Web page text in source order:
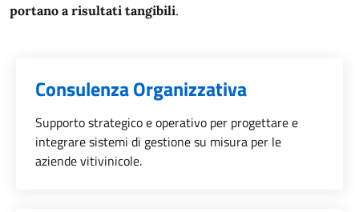
portano a risultati tangibili.
Categoria::
Consulenza Organizzativa
Supporto strategico e operativo per progettare e
integrare sistemi di gestione su misura per le
aziende vitivinicole.